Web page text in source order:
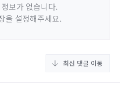
보가 없습니다.
을 설정해주세요.
최신 댓글 이동